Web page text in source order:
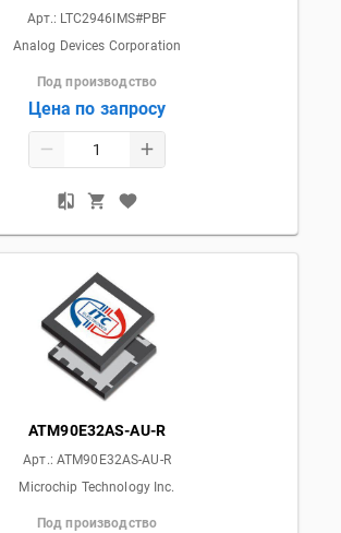
Арт.: LTC2946IMS#PBF
Analog Devices Corporation
Под производство
Цена по запросу
ATM90E32AS-AU-R
Арт.: ATM90E32AS-AU-R
Microchip Technology Inc.
Под производство